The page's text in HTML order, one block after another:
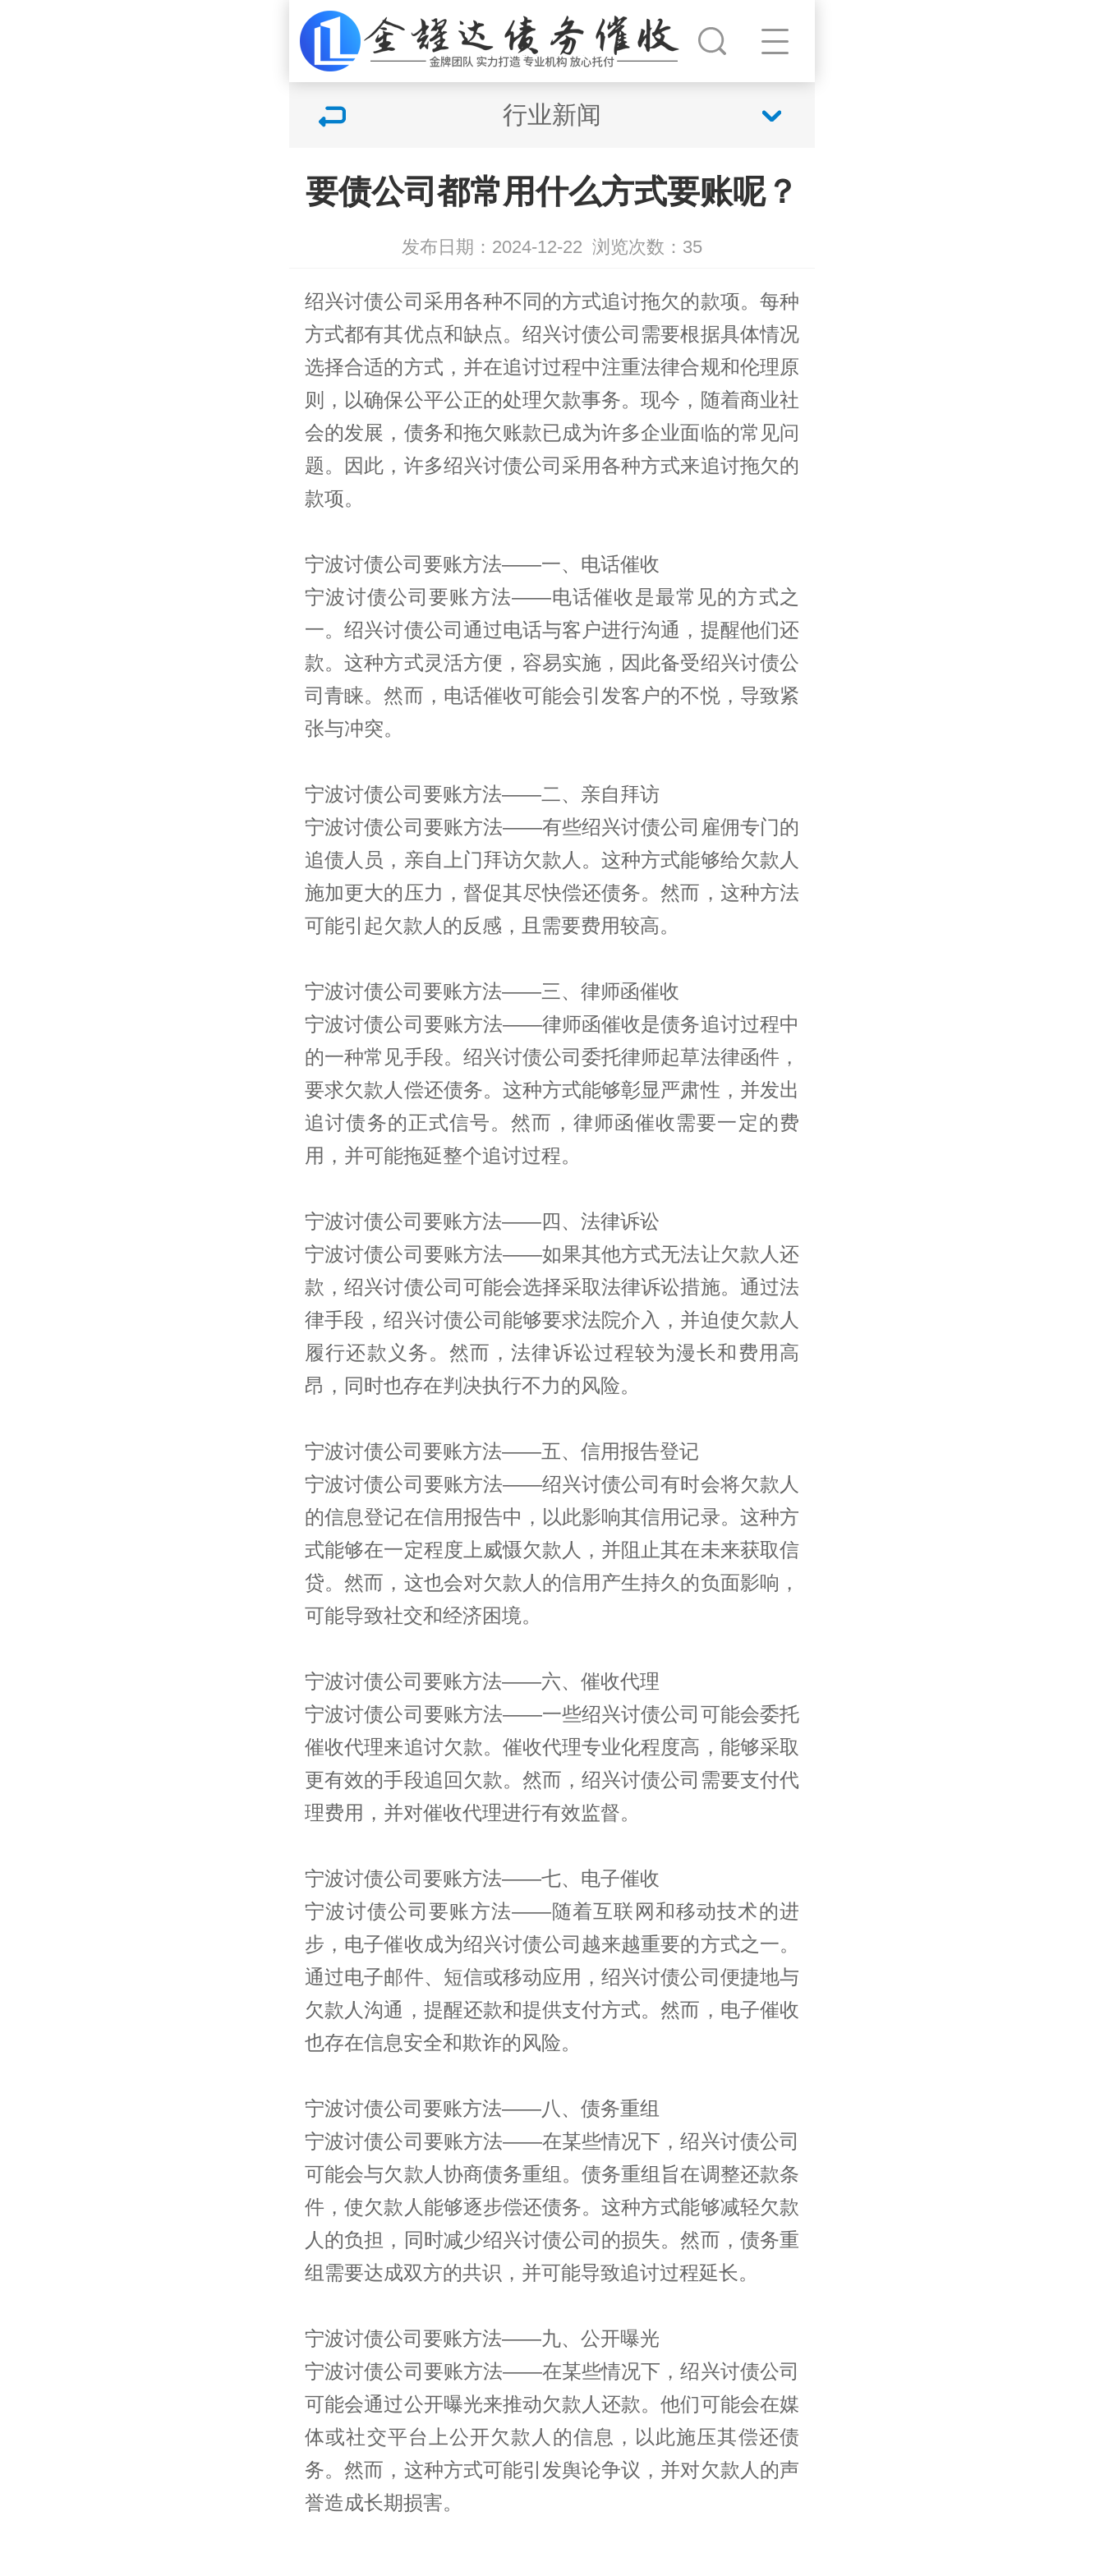
行业新闻
要债公司都常用什么方式要账呢？
发布日期：2024-12-22 浏览次数： 35
绍兴讨债公司 采用各种不同的方式追讨拖欠的款项。每种
方式都有其优点和缺点。绍兴讨债公司需要根据具体情况
选择合适的方式，并在追讨过程中注重法律合规和伦理原
则，以确保公平公正的处理欠款事务。现今，随着商业社
会的发展，债务和拖欠账款已成为许多企业面临的常见问
题。因此，许多绍兴讨债公司采用各种方式来追讨拖欠的
款项。
宁波讨债公司要账方法——一、电话催收
宁波讨债公司要账方法——电话催收是最常见的方式之
一。绍兴讨债公司通过电话与客户进行沟通，提醒他们还
款。这种方式灵活方便，容易实施，因此备受绍兴讨债公
司青睐。然而，电话催收可能会引发客户的不悦，导致紧
张与冲突。
宁波讨债公司要账方法——二、亲自拜访
宁波讨债公司要账方法——有些绍兴讨债公司雇佣专门的
追债人员，亲自上门拜访欠款人。这种方式能够给欠款人
施加更大的压力，督促其尽快偿还债务。然而，这种方法
可能引起欠款人的反感，且需要费用较高。
宁波讨债公司要账方法——三、律师函催收
宁波讨债公司要账方法——律师函催收是债务追讨过程中
的一种常见手段。绍兴讨债公司委托律师起草法律函件，
要求欠款人偿还债务。这种方式能够彰显严肃性，并发出
追讨债务的正式信号。然而，律师函催收需要一定的费
用，并可能拖延整个追讨过程。
宁波讨债公司要账方法——四、法律诉讼
宁波讨债公司要账方法——如果其他方式无法让欠款人还
款，绍兴讨债公司可能会选择采取法律诉讼措施。通过法
律手段，绍兴讨债公司能够要求法院介入，并迫使欠款人
履行还款义务。然而，法律诉讼过程较为漫长和费用高
昂，同时也存在判决执行不力的风险。
宁波讨债公司要账方法——五、信用报告登记
宁波讨债公司要账方法——绍兴讨债公司有时会将欠款人
的信息登记在信用报告中，以此影响其信用记录。这种方
式能够在一定程度上威慑欠款人，并阻止其在未来获取信
贷。然而，这也会对欠款人的信用产生持久的负面影响，
可能导致社交和经济困境。
宁波讨债公司要账方法——六、催收代理
宁波讨债公司要账方法——一些绍兴讨债公司可能会委托
催收代理来追讨欠款。催收代理专业化程度高，能够采取
更有效的手段追回欠款。然而，绍兴讨债公司需要支付代
理费用，并对催收代理进行有效监督。
宁波讨债公司要账方法——七、电子催收
宁波讨债公司要账方法——随着互联网和移动技术的进
步，电子催收成为绍兴讨债公司越来越重要的方式之一。
通过电子邮件、短信或移动应用，绍兴讨债公司便捷地与
欠款人沟通，提醒还款和提供支付方式。然而，电子催收
也存在信息安全和欺诈的风险。
宁波讨债公司要账方法——八、债务重组
宁波讨债公司要账方法——在某些情况下，绍兴讨债公司
可能会与欠款人协商债务重组。债务重组旨在调整还款条
件，使欠款人能够逐步偿还债务。这种方式能够减轻欠款
人的负担，同时减少绍兴讨债公司的损失。然而，债务重
组需要达成双方的共识，并可能导致追讨过程延长。
宁波讨债公司要账方法——九、公开曝光
宁波讨债公司要账方法——在某些情况下，绍兴讨债公司
可能会通过公开曝光来推动欠款人还款。他们可能会在媒
体或社交平台上公开欠款人的信息，以此施压其偿还债
务。然而，这种方式可能引发舆论争议，并对欠款人的声
誉造成长期损害。